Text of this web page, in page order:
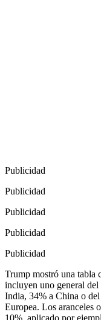
Publicidad
Publicidad
Publicidad
Publicidad
Publicidad
Trump mostró una tabla
incluyen uno general del
India, 34% a China o
Europea. Los aranceles